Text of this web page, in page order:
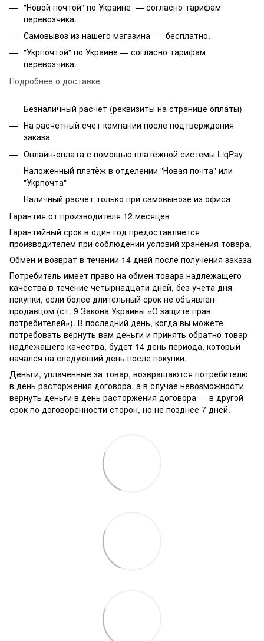
"Новой почтой" по Украине — согласно тарифам
перевозчика.
Самовывоз из нашего магазина — бесплатно.
"Укрпочтой" по Украине — согласно тарифам
перевозчика.
Подробнее о доставке
Безналичный расчет (реквизиты на странице оплаты)
На расчетный счет компании после подтверждения
заказа
Онлайн-оплата с помощью платёжной системы LiqPay
Наложенный платёж в отделении "Новая почта" или
"Укрпочта"
Наличный расчёт только при самовывозе из офиса
Гарантия от производителя 12 месяцев
Гарантийный срок в один год предоставляется
производителем при соблюдении условий хранения товара.
Обмен и возврат в течении 14 дней после получения заказа
Потребитель имеет право на обмен товара надлежащего
качества в течение четырнадцати дней, без учета дня
покупки, если более длительный срок не объявлен
продавцом (ст. 9 Закона Украины «О защите прав
потребителей»). В последний день, когда вы можете
потребовать вернуть вам деньги и принять обратно товар
надлежащего качества, будет 14 день периода, который
начался на следующий день после покупки.
Деньги, уплаченные за товар, возвращаются потребителю
в день расторжения договора, а в случае невозможности
вернуть деньги в день расторжения договора — в другой
срок по договоренности сторон, но не позднее 7 дней.